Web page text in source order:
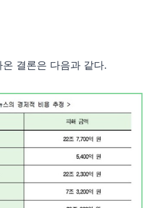
결론은 다음과 같다.